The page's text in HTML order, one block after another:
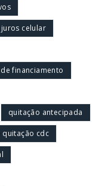
juros celular
financiamento
quitação antecipada
quitação cdc